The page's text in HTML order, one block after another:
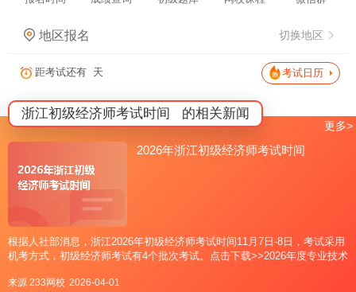
地区报名 切换地区
距考试还有 天 考试日历
浙江初级经济师考试时间 的相关新闻
2026年浙江初级经济师考试时间
根据人社部消息，浙江2026年初级经济师考试时间11月7日-8日，考试采用
机考方式，初级经济师考试有4个批次考试。点击下载>>2026年度专业技术
设工商管理、农业经济、财政税收、金融、
来源 233网校 2026-04-01
更多>